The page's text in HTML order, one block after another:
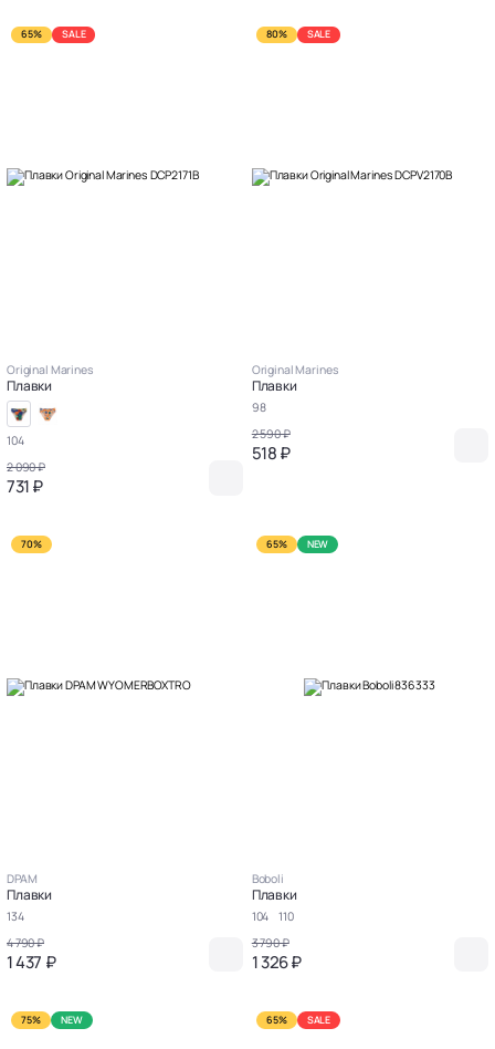
65% SALE
Original Marines
Плавки
104
2 090 ₽
731 ₽
80% SALE
Original Marines
Плавки
98
2 590 ₽
518 ₽
70%
DPAM
Плавки
134
4 790 ₽
1 437 ₽
65% NEW
Boboli
Плавки
104
110
3 790 ₽
1 326 ₽
75% NEW 65% SALE